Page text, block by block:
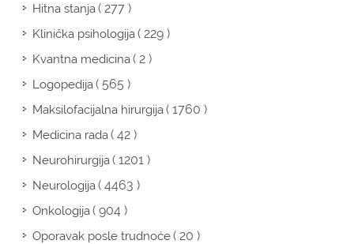
Hitna stanja( 277 )
Klinička psihologija( 229 )
Kvantna medicina( 2 )
Logopedija( 565 )
Maksilofacijalna hirurgija( 1760 )
Medicina rada( 42 )
Neurohirurgija( 1201 )
Neurologija( 4463 )
Onkologija( 904 )
Oporavak posle trudnoće( 20 )